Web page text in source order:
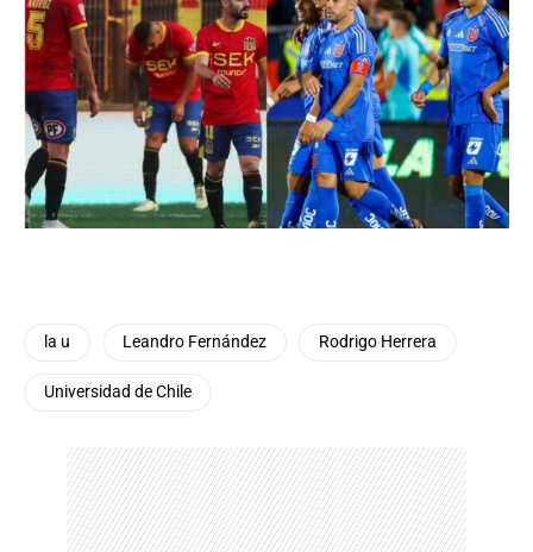
la u Leandro Fernández Rodrigo Herrera
Universidad de Chile